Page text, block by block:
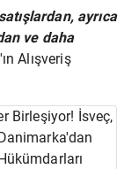
ayrıca
ve daha
Alışveriş